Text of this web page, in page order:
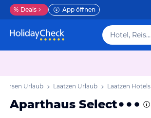
% Deals App öffnen
Hotel, Reiseziel
Urlaub Laatzen Urlaub Laatzen Hotels
Aparthaus Select